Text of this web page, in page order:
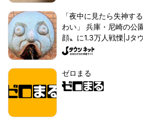
「夜中に見たら失神す
わい」 兵庫・尼崎の公
顔〟に1.3万人戦慄|Jタ
ゼロまる